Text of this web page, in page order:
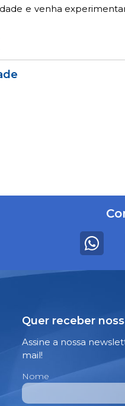
e venha
Quer receber
Assine a nossa
mail!
Nome